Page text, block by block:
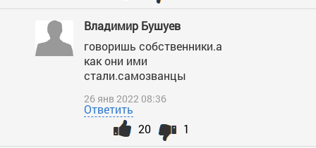
Владимир Бушуев
говоришь собственники.а
как они ими
стали.самозванцы
26 янв 2022 08:36
Ответить
1
20